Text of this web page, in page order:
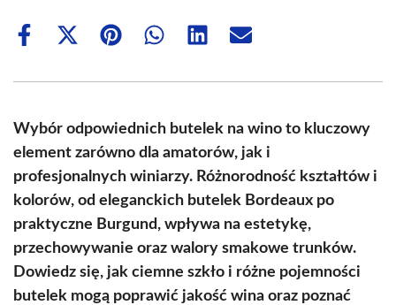
Share
Share
(Twitter)
Share Share Share Share
Wybór odpowiednich butelek na wino to kluczowy
element zarówno dla amatorów, jak i
profesjonalnych winiarzy. Różnorodność kształtów i
kolorów, od eleganckich butelek Bordeaux po
praktyczne Burgund, wpływa na estetykę,
przechowywanie oraz walory smakowe trunków.
Dowiedz się, jak ciemne szkło i różne pojemności
butelek mogą poprawić jakość wina oraz poznać